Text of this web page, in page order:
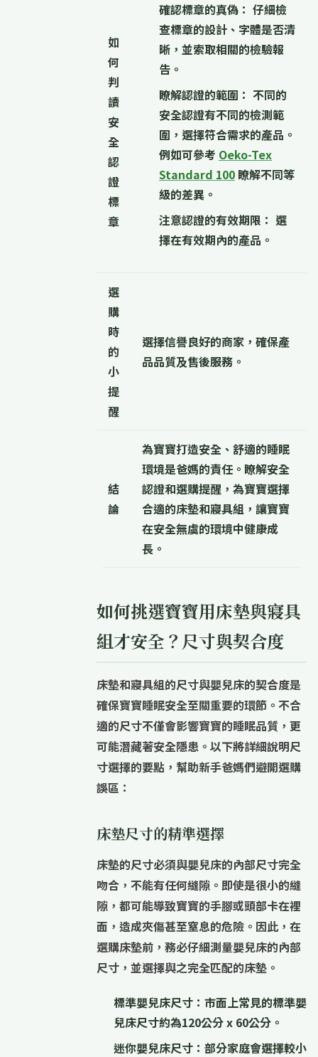
如
何
判
讀
安
全
認
證
標
章
確認標章的真偽： 仔細檢
查標章的設計、字體是否清
晰，並索取相關的檢驗報
告。
瞭解認證的範圍： 不同的
安全認證有不同的檢測範
圍，選擇符合需求的產品。
例如可參考 Oeko-Tex
Standard 100 瞭解不同等
級的差異。
注意認證的有效期限： 選
擇在有效期內的產品。
選
購
時
的
小
提
醒
選擇信譽良好的商家，確保產
品品質及售後服務。
結
論
為寶寶打造安全、舒適的睡眠
環境是爸媽的責任。瞭解安全
認證和選購提醒，為寶寶選擇
合適的床墊和寢具組，讓寶寶
在安全無虞的環境中健康成
長。
如何挑選寶寶用床墊與寢具
組才安全？尺寸與契合度
床墊和寢具組的尺寸與嬰兒床的契合度是
確保寶寶睡眠安全至關重要的環節。不合
適的尺寸不僅會影響寶寶的睡眠品質，更
可能潛藏著安全隱患。以下將詳細說明尺
寸選擇的要點，幫助新手爸媽們避開選購
誤區：
床墊尺寸的精準選擇
床墊的尺寸必須與嬰兒床的內部尺寸完全
吻合 ，不能有任何縫隙。即使是很小的縫
隙，都可能導致寶寶的手腳或頭部卡在裡
面，造成夾傷甚至窒息的危險。因此，在
選購床墊前，務必仔細測量嬰兒床的內部
尺寸，並選擇與之完全匹配的床墊。
標準嬰兒床尺寸： 市面上常見的標準嬰
兒床尺寸約為120公分 x 60公分 。
迷你嬰兒床尺寸： 部分家庭會選擇較小